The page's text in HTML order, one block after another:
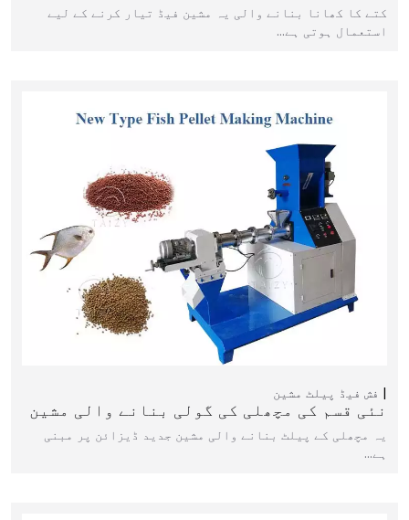
کتے کا کھانا بنانے والی یہ مشین فیڈ تیار کرنے کے لیے
استعمال ہوتی ہے…
فش فیڈ پیلٹ مشین
نئی قسم کی مچھلی کی گولی بنانے والی مشین
یہ مچھلی کے پیلٹ بنانے والی مشین جدید ڈیزائن پر مبنی
ہے…